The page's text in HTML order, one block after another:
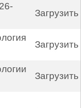
Загрузить
Загрузить
Загрузить